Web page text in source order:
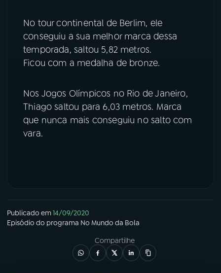
No tour continental de Berlim, ele
conseguiu a sua melhor marca dessa
temporada, saltou 5,82 metros.
Ficou com a medalha de bronze.
Nos Jogos Olímpicos no Rio de Janeiro,
Thiago saltou para 6,03 metros. Marca
que nunca mais conseguiu no salto com
vara.
Publicado em14/09/2020
Episódio do programa No Mundo da Bola
Compartilhe